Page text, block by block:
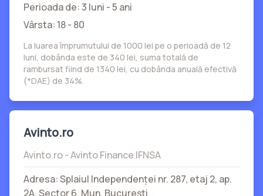
Perioada de: 3 luni - 5 ani
Vârsta: 18 - 80
La luarea împrumutului de 1000 lei pe o perioadă de 12
luni, dobânda este de 340 lei, suma totală de
rambursat fiind de 1340 lei, cu dobânda anuală efectivă
(*DAE) de 34%.
Avinto.ro
Avinto.ro - Avinto Finance IFNSA
Adresa: Splaiul Independenței nr. 287, etaj 2, ap.
2A, Sector 6, Mun. București